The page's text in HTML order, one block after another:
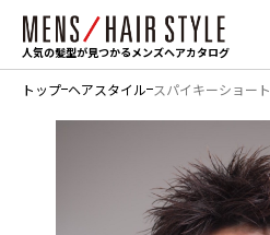
人気の髪型が見つかるメンズヘアカタログ
トップ ヘアスタイル スパイキーショート